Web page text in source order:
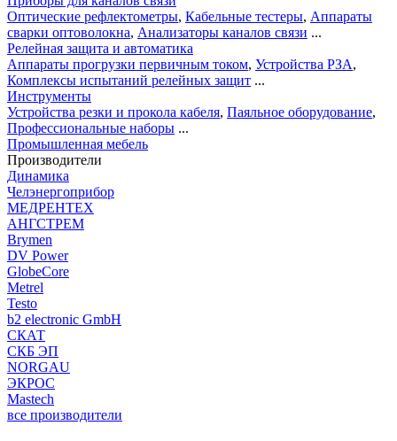
Оптические рефлектометры, Кабельные тестеры, Аппараты
сварки оптоволокна, Анализаторы каналов связи ...
Релейная защита и автоматика
Аппараты прогрузки первичным током, Устройства РЗА,
Комплексы испытаний релейных защит ...
Инструменты
Устройства резки и прокола кабеля, Паяльное оборудование,
Профессиональные наборы ...
Промышленная мебель
Производители
Динамика
Челэнергоприбор
МЕДРЕНТЕХ
АНГСТРЕМ
Brymen
DV Power
GlobeCore
Metrel
Testo
b2 electronic GmbH
СКАТ
СКБ ЭП
NORGAU
ЭКРОС
Mastech
все производители